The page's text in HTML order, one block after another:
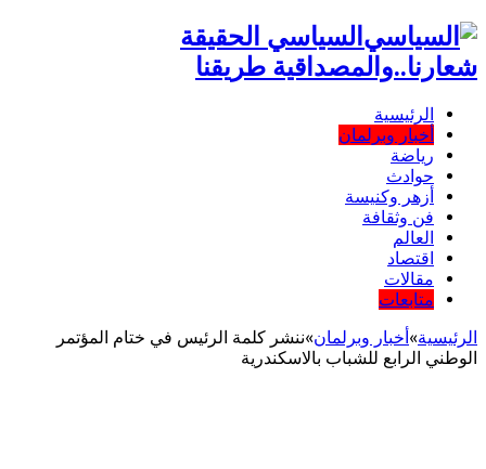
السياسي الحقيقة
شعارنا..والمصداقية طريقنا
الرئيسية
أخبار وبرلمان
رياضة
حوادث
أزهر وكنيسة
فن وثقافة
العالم
اقتصاد
مقالات
متابعات
الرئيسية»أخبار وبرلمان»ننشر كلمة الرئيس في ختام المؤتمر
الوطني الرابع للشباب بالاسكندرية